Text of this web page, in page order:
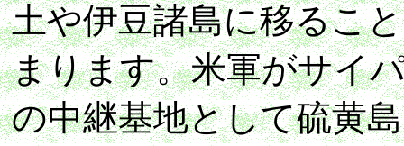
土や伊豆諸島に移るこ
まります。米軍がサイ
の中継基地として硫黄